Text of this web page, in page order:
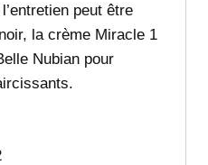
l’entretien peut être
la crème Miracle 1
Nubian pour